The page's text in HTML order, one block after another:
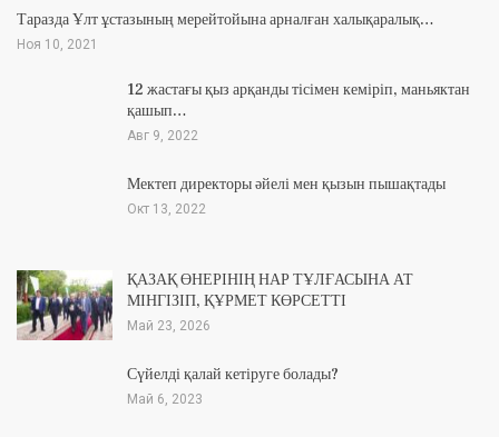
Таразда Ұлт ұстазының мерейтойына арналған халықаралық…
Ноя 10, 2021
12 жастағы қыз арқанды тісімен кеміріп, маньяктан
қашып…
Авг 9, 2022
Мектеп директоры әйелі мен қызын пышақтады
Окт 13, 2022
ҚАЗАҚ ӨНЕРІНІҢ НАР ТҰЛҒАСЫНА АТ
МІНГІЗІП, ҚҰРМЕТ КӨРСЕТТІ
Май 23, 2026
Сүйелді қалай кетіруге болады?
Май 6, 2023